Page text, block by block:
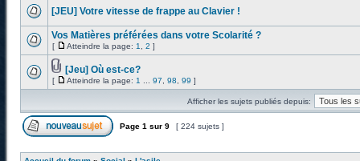
[JEU] Votre vitesse de frappe au Clavier !
Vos Matières préférées dans votre Scolarité ?
[ Atteindre la page: 1 2 ]
[Jeu] Où est-ce?
[ Atteindre la page: 1 97 98 99 ]
Afficher les sujets publiés depuis:
Page 1 sur 9 [ 224 sujets ]